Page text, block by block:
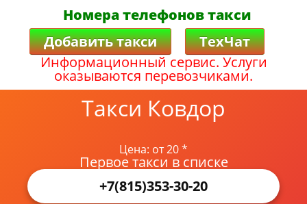
Номера телефонов такси
Добавить такси
ТехЧат
Информационный сервис. Услуги
оказываются перевозчиками.
Такси Ковдор
Цена: от 20 *
Первое такси в списке
+7(815)353-30-20